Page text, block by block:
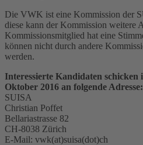
Die VWK ist eine Kommission der
diese kann der Kommission weitere
Kommissionsmitglied hat eine
können nicht durch andere
werden.
Interessierte Kandidaten
Oktober 2016 an folgende Adresse:
SUISA
Christian Poffet
Bellariastrasse 82
CH-8038 Zürich
E-Mail: vwk(at)suisa(dot)ch